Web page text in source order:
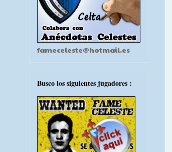
fameceleste@hotmail.es
Busco los siguientes jugadores :